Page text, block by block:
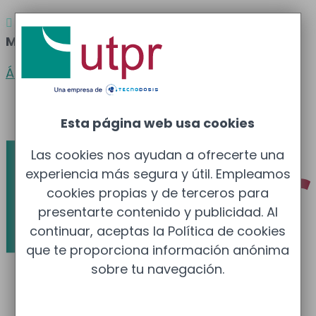
 Atención al cliente
Madrid: 910 211 975
Área clientes
Esta página web usa cookies
Las cookies nos ayudan a ofrecerte una
experiencia más segura y útil. Empleamos
cookies propias y de terceros para
presentarte contenido y publicidad. Al
continuar, aceptas la Política de cookies
que te proporciona información anónima
sobre tu navegación.